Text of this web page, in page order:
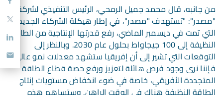
من جانبه، قال محمد جميل الرمحي، الرئيس التنفيذي لشركة
"مصدر": "تستهدف "مصدر"، في إطار هيكلة الشركاء الجديدة
التي تمت في ديسمبر الماضي، رفع قدرتها الإنتاجية من الطاقة
النظيفة إلى 100 جيجاواط بحلول عام 2030. وبالنظر إلى
التوقعات التي تشير إلى أن إفريقيا ستشهد معدلات نمو عالية،
فإننا نرى وجود فرص هائلة لتعزيز ورفع حصة قطاع الطاقة
المتجددة الأفريقي، خاصة في ضوء انخفاض مستويات إنتاج
الطاقة النظيفة هناك في الوقت الراهن. وستساهم هذه